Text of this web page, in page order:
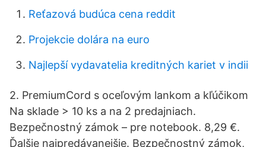
Reťazová budúca cena reddit
Projekcie dolára na euro
Najlepší vydavatelia kreditných kariet v indii
2. PremiumCord s oceľovým lankom a kľúčikom
Na sklade > 10 ks a na 2 predajniach.
Bezpečnostný zámok – pre notebook. 8,29 €.
Ďalšie najpredávanejšie. Bezpečnostný zámok,